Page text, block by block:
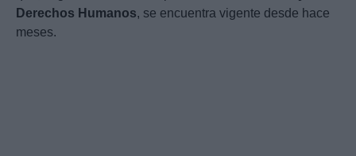
Derechos Humanos, se encuentra vigente desde hace
meses.